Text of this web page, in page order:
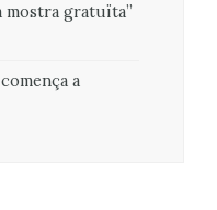
mostra gratuïta”
a